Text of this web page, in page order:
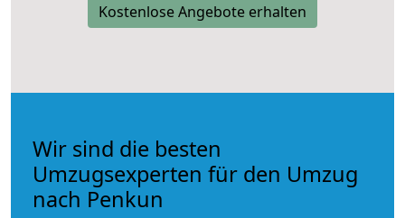
Kostenlose Angebote erhalten
Wir sind die besten
Umzugsexperten für den Umzug
nach Penkun